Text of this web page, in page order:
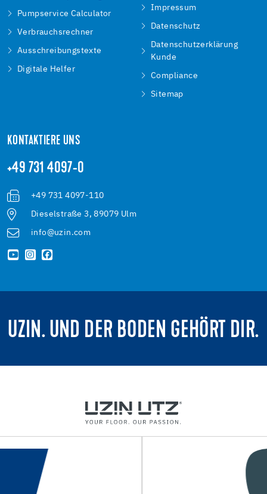
Pumpservice Calculator
Verbrauchsrechner
Ausschreibungstexte
Digitale Helfer
Impressum
Datenschutz
Datenschutzerklärung
Kunde
Compliance
Sitemap
KONTAKTIERE UNS
+49 731 4097-0
+49 731 4097-110
Dieselstraße 3, 89079 Ulm
info@uzin.com
UZIN. UND DER BODEN GEHÖRT DIR.